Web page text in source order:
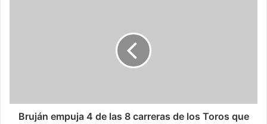
Bruján empuja 4 de las 8 carreras de los Toros que